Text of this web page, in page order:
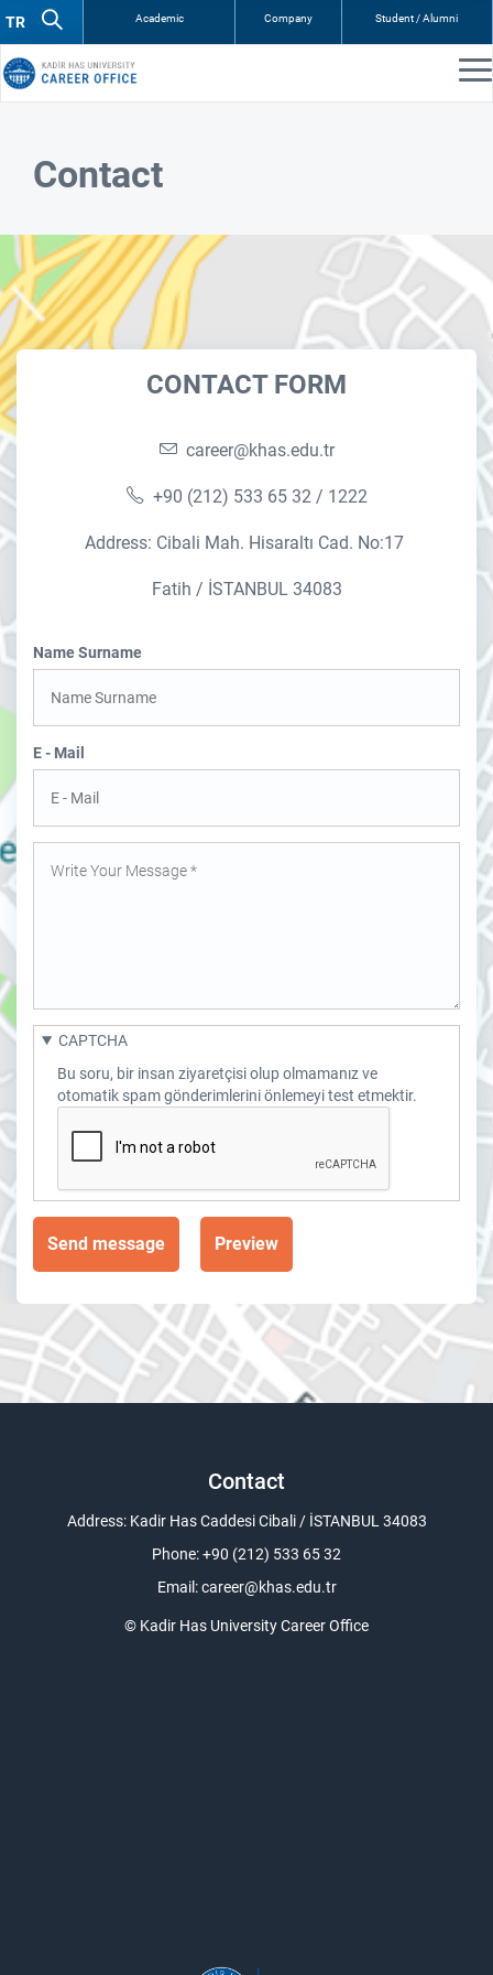
Academic Company Student / Alumni
Contact
CONTACT FORM
career@khas.edu.tr
+90 (212) 533 65 32 / 1222
Address: Cibali Mah. Hisaraltı Cad. No:17
Fatih / İSTANBUL 34083
Name Surname
E - Mail
CAPTCHA
Bu soru, bir insan ziyaretçisi olup olmamanız ve
otomatik spam gönderimlerini önlemeyi test etmektir.
Contact
Address: Kadir Has Caddesi Cibali / İSTANBUL 34083
Phone: +90 (212) 533 65 32
Email:career@khas.edu.tr
© Kadir Has University Career Office